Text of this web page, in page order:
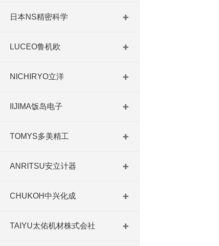
日本NS精密科学
LUCEO鲁机欧
NICHIRYO立洋
IIJIMA饭岛电子
TOMYS多美精工
ANRITSU安立计器
CHUKOH中兴化成
TAIYU太佑机材株式会社